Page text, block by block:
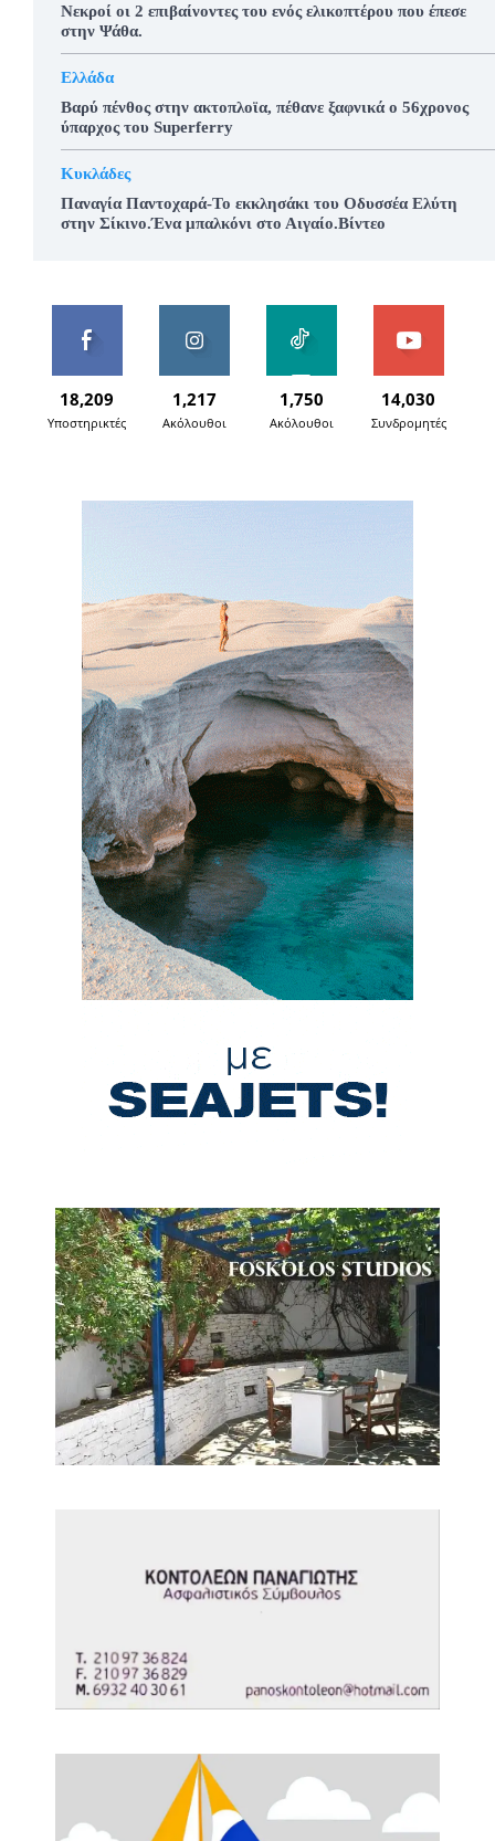
Νεκροί οι 2 επιβαίνοντες του ενός ελικοπτέρου που έπεσε
στην Ψάθα.
Ελλάδα
Βαρύ πένθος στην ακτοπλοϊα, πέθανε ξαφνικά ο 56χρονος
ύπαρχος του Superferry
Κυκλάδες
Παναγία Παντοχαρά-Το εκκλησάκι του Οδυσσέα Ελύτη
στην Σίκινο.Ένα μπαλκόνι στο Αιγαίο.Βίντεο
18,209
Υποστηρικτές
1,217
Ακόλουθοι
1,750
Ακόλουθοι
14,030
Συνδρομητές